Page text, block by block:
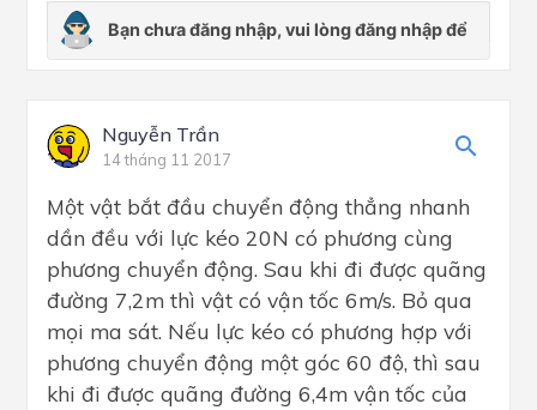
Nguyễn Trần
14 tháng 11 2017
Một vật bắt đầu chuyển động thẳng nhanh
dần đều với lực kéo 20N có phương cùng
phương chuyển động. Sau khi đi được quãng
đường 7,2m thì vật có vận tốc 6m/s. Bỏ qua
mọi ma sát. Nếu lực kéo có phương hợp với
phương chuyển động một góc 60 độ, thì sau
khi đi được quãng đường 6,4m vận tốc của